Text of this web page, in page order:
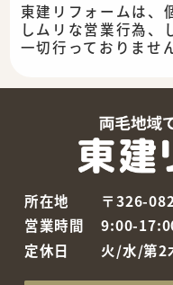
東建リフォームは、
しムリな営業行為、
一切行っておりませ
所在地
〒326-
営業時間
9:00-
定休日
火/水/第2